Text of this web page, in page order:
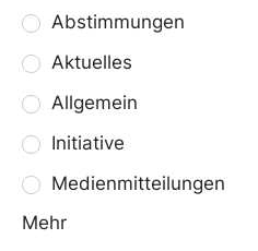
Abstimmungen
Aktuelles
Allgemein
Initiative
Medienmitteilungen
Mehr